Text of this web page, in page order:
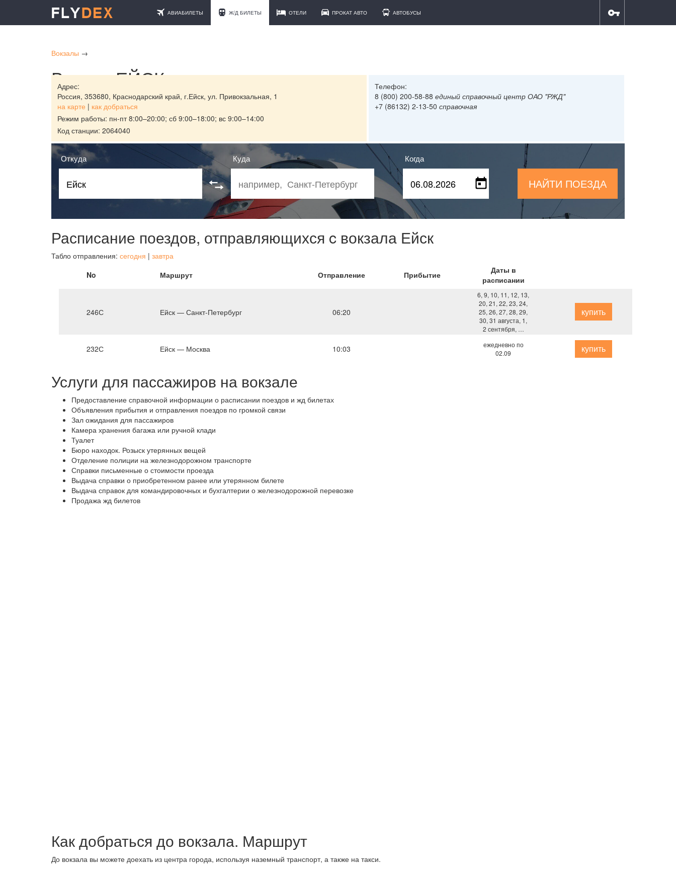
АВИАБИЛЕТЫ Ж/Д БИЛЕТЫ ОТЕЛИ ПРОКАТ АВТО АВТОБУСЫ
Вокзалы →
Вокзал ЕЙСК
Адрес:
Россия, 353680, Краснодарский край, г.Ейск, ул. Привокзальная, 1
на карте | как добраться
Режим работы: пн-пт 8:00–20:00; сб 9:00–18:00; вс 9:00–14:00
Код станции: 2064040
Телефон:
8 (800) 200-58-88 единый справочный центр ОАО "РЖД"
+7 (86132) 2-13-50 справочная
Откуда Куда Когда
НАЙТИ ПОЕЗДА
Расписание поездов, отправляющихся c вокзала Ейск
Табло отправления: сегодня | завтра
No
Маршрут Отправление Прибытие
Даты в
расписании
246С Ейск — Санкт-Петербург 06:20
6, 9, 10, 11, 12, 13,
20, 21, 22, 23, 24,
25, 26, 27, 28, 29,
30, 31 августа, 1,
2 сентября, …
купить
232С Ейск — Москва 10:03
ежедневно по
02.09
купить
Услуги для пассажиров на вокзале
Предоставление справочной информации о расписании поездов и жд билетах
Объявления прибытия и отправления поездов по громкой связи
Зал ожидания для пассажиров
Камера хранения багажа или ручной клади
Туалет
Бюро находок. Розыск утерянных вещей
Отделение полиции на железнодорожном транспорте
Справки письменные о стоимости проезда
Выдача справки о приобретенном ранее или утерянном билете
Выдача справок для командировочных и бухгалтерии о железнодорожной перевозке
Продажа жд билетов
Как добраться до вокзала. Маршрут
До вокзала вы можете доехать из центра города, используя наземный транспорт, а также на такси.